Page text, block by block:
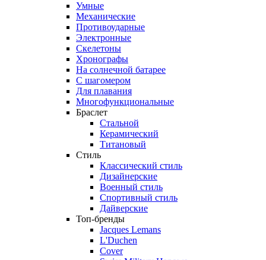
Умные
Механические
Противоударные
Электронные
Скелетоны
Хронографы
На солнечной батарее
С шагомером
Для плавания
Многофункциональные
Браслет
Стальной
Керамический
Титановый
Стиль
Классический стиль
Дизайнерские
Военный стиль
Спортивный стиль
Дайверские
Топ-бренды
Jacques Lemans
L'Duchen
Cover